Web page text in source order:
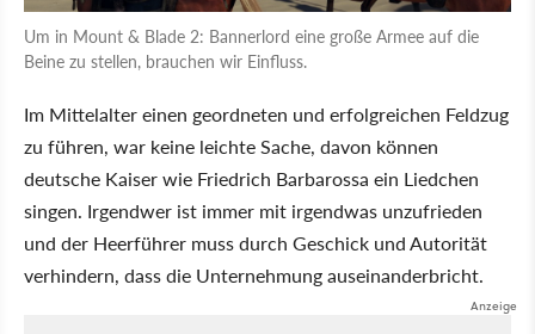
Um in Mount & Blade 2: Bannerlord eine große Armee auf die
Beine zu stellen, brauchen wir Einfluss.
Im Mittelalter einen geordneten und erfolgreichen Feldzug
zu führen, war keine leichte Sache, davon können
deutsche Kaiser wie Friedrich Barbarossa ein Liedchen
singen. Irgendwer ist immer mit irgendwas unzufrieden
und der Heerführer muss durch Geschick und Autorität
verhindern, dass die Unternehmung auseinanderbricht.